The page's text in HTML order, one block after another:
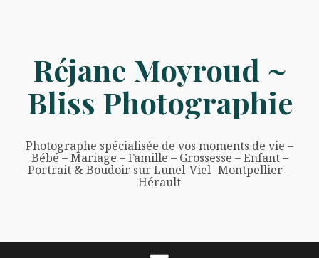
Réjane Moyroud ~
Bliss Photographie
Photographe spécialisée de vos moments de vie –
Bébé – Mariage – Famille – Grossesse – Enfant –
Portrait & Boudoir sur Lunel-Viel -Montpellier –
Hérault